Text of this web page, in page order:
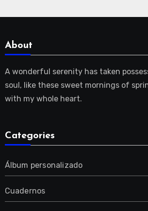
About
A wonderful serenity has taken
soul, like these sweet mornings of
with my whole heart.
Categories
Álbum personalizado
Cuadernos